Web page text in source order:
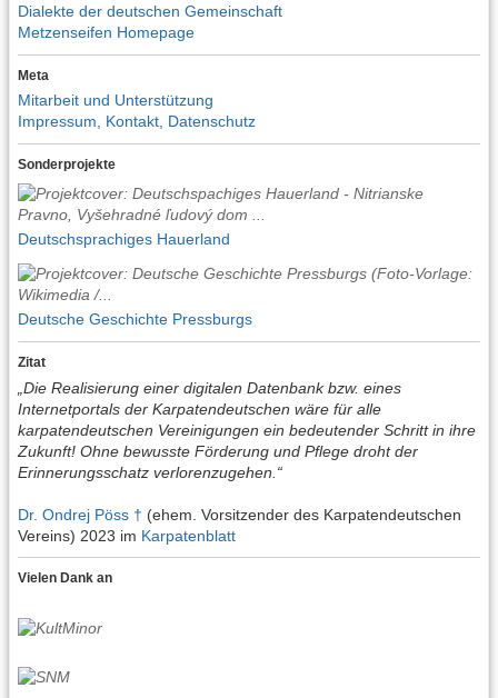
Dialekte der deutschen Gemeinschaft
Metzenseifen Homepage
Meta
Mitarbeit und Unterstützung
Impressum, Kontakt, Datenschutz
Sonderprojekte
Deutschsprachiges Hauerland
Deutsche Geschichte Pressburgs
Zitat
„Die Realisierung einer digitalen Datenbank bzw. eines
Internetportals der Karpatendeutschen wäre für alle
karpatendeutschen Vereinigungen ein bedeutender Schritt in ihre
Zukunft! Ohne bewusste Förderung und Pflege droht der
Erinnerungsschatz verlorenzugehen.“
Dr. Ondrej Pöss † (ehem. Vorsitzender des Karpatendeutschen
Vereins) 2023 im Karpatenblatt
Vielen Dank an